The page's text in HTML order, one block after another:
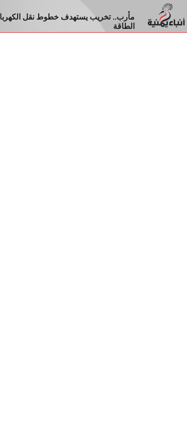
مأرب.. تخريب يستهدف خطوط نقل
الطاقة